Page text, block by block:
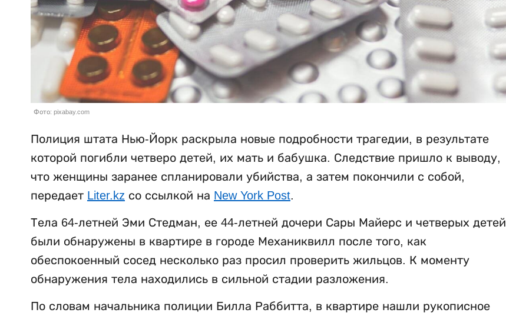
Фото: pixabay.com
Полиция штата Нью-Йорк раскрыла новые подробности трагедии, в результате
которой погибли четверо детей, их мать и бабушка. Следствие пришло к выводу,
что женщины заранее спланировали убийства, а затем покончили с собой,
передает Liter.kz со ссылкой на New York Post.
Тела 64-летней Эми Стедман, ее 44-летней дочери Сары Майерс и четверых детей
были обнаружены в квартире в городе Механиквилл после того, как
обеспокоенный сосед несколько раз просил проверить жильцов. К моменту
обнаружения тела находились в сильной стадии разложения.
По словам начальника полиции Билла Раббитта, в квартире нашли рукописное